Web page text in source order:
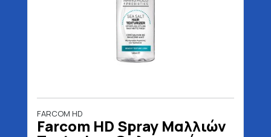
FARCOM HD
Farcom HD Spray Μαλλιών